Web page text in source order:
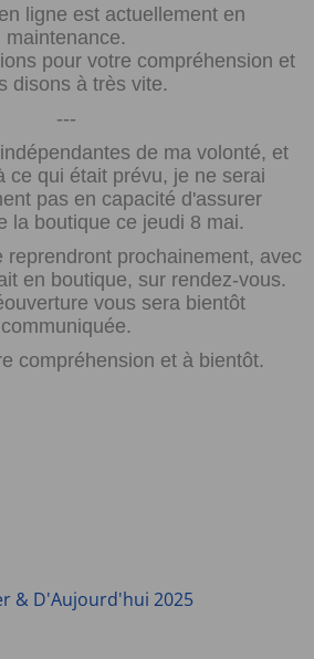
ligne est actuellement en
maintenance.
pour votre compréhension et
disons à très vite.
---
de ma volonté, et
ce qui était prévu, je ne serai
pas en capacité d'assurer
la boutique ce jeudi 8 mai.
reprendront prochainement, avec
en boutique, sur rendez-vous.
vous sera bientôt
communiquée.
compréhension et à bientôt.
& D'Aujourd'hui 2025